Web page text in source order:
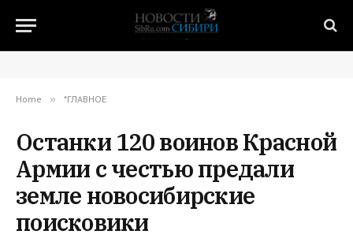
Home » *ГЛАВНОЕ
Останки 120 воинов Красной
Армии с честью предали
земле новосибирские
поисковики